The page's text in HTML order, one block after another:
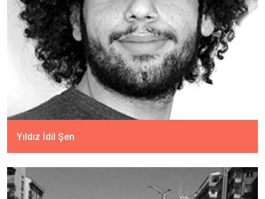
Yıldız İdil Şen